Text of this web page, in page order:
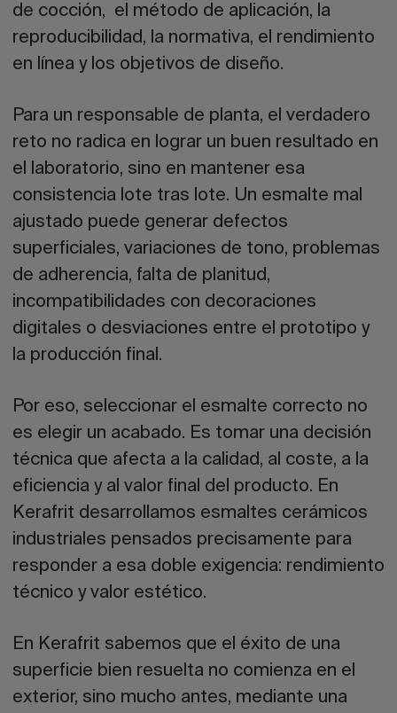
de cocción, el método de aplicación, la
reproducibilidad, la normativa, el rendimiento
en línea y los objetivos de diseño.
Para un responsable de planta, el verdadero
reto no radica en lograr un buen resultado en
el laboratorio, sino en mantener esa
consistencia lote tras lote. Un esmalte mal
ajustado puede generar defectos
superficiales, variaciones de tono, problemas
de adherencia, falta de planitud,
incompatibilidades con decoraciones
digitales o desviaciones entre el prototipo y
la producción final.
Por eso, seleccionar el esmalte correcto no
es elegir un acabado. Es tomar una decisión
técnica que afecta a la calidad, al coste, a la
eficiencia y al valor final del producto. En
Kerafrit desarrollamos esmaltes cerámicos
industriales pensados precisamente para
responder a esa doble exigencia: rendimiento
técnico y valor estético.
En Kerafrit sabemos que el éxito de una
superficie bien resuelta no comienza en el
exterior, sino mucho antes, mediante una